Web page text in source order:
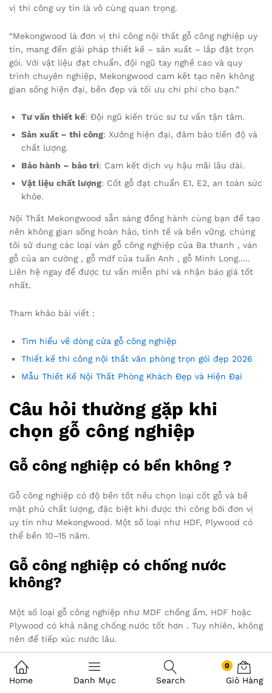
vị thi công uy tín là vô cùng quan trọng.
“Mekongwood là đơn vị thi công nội thất gỗ công nghiệp uy
tín, mang đến giải pháp thiết kế – sản xuất – lắp đặt trọn
gói. Với vật liệu đạt chuẩn, đội ngũ tay nghề cao và quy
trình chuyên nghiệp, Mekongwood cam kết tạo nên không
gian sống hiện đại, bền đẹp và tối ưu chi phí cho bạn.”
Tư vấn thiết kế: Đội ngũ kiến trúc sư tư vấn tận tâm.
Sản xuất – thi công: Xưởng hiện đại, đảm bảo tiến độ và
chất lượng.
Bảo hành – bảo trì: Cam kết dịch vụ hậu mãi lâu dài.
Vật liệu chất lượng: Cốt gỗ đạt chuẩn E1, E2, an toàn sức
khỏe.
Nội Thất Mekongwood sẵn sàng đồng hành cùng bạn để tạo
nên không gian sống hoàn hảo, tinh tế và bền vững. chúng
tôi sử dung các loại ván gỗ công nghiệp của Ba thanh , ván
gỗ của an cường , gỗ mdf của tuấn Anh , gỗ Minh Long…..
Liên hệ ngay để được tư vấn miễn phí và nhận báo giá tốt
nhất.
Tham khảo bài viết :
Tìm hiểu về dòng cửa gỗ công nghiệp
Thiết kế thi công nội thất văn phòng trọn gói đẹp 2026
Mẫu Thiết Kế Nội Thất Phòng Khách Đẹp và Hiện Đại
Câu hỏi thường gặp khi
chọn gỗ công nghiệp
Gỗ công nghiệp có bền không ?
Gỗ công nghiệp có độ bền tốt nếu chọn loại cốt gỗ và bề
mặt phủ chất lượng, đặc biệt khi được thi công bởi đơn vị
uy tín như Mekongwood. Một số loại như HDF, Plywood có
thể bền 10–15 năm.
Gỗ công nghiệp có chống nước
không?
Một số loại gỗ công nghiệp như MDF chống ẩm, HDF hoặc
Plywood có khả năng chống nước tốt hơn . Tuy nhiên, không
nên để tiếp xúc nước lâu.
Nên chọn gỗ công nghiệp loại nào
cho tủ bếp?
Home Danh Mục Search
0
Giỏ Hàng